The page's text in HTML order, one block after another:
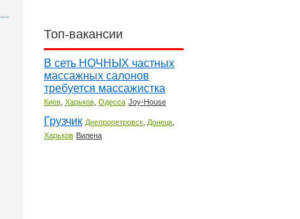
Топ-вакансии
В сеть НОЧНЫХ частных
массажных салонов
требуется массажистка
Киев, Харьков, Одесса Joy-House
Грузчик Днепропетровск, Донецк,
Харьков Вилена